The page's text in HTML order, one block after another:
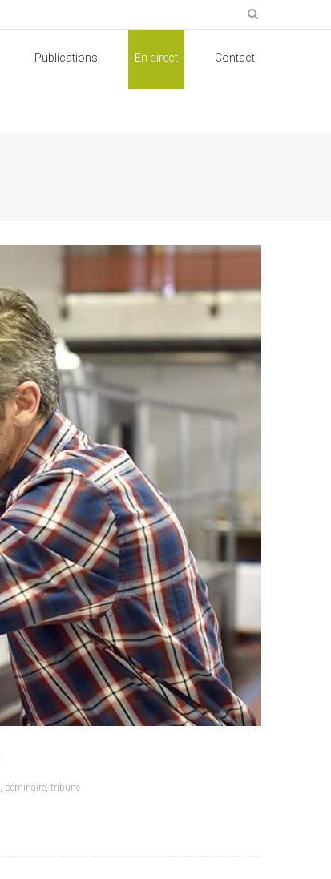
Publications En direct Contact
, séminaire, tribune